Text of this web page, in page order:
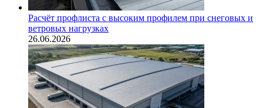
Расчёт профлиста с высоким профилем при снеговых и
ветровых нагрузках
26.06.2026